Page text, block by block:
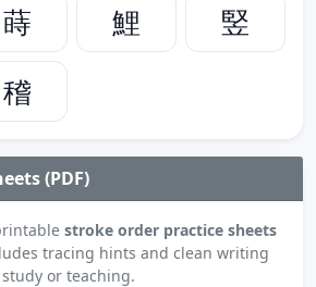
蒔 鯉
竪
稽
(PDF)
stroke order practice sheets
tracing hints and clean writing
or teaching.